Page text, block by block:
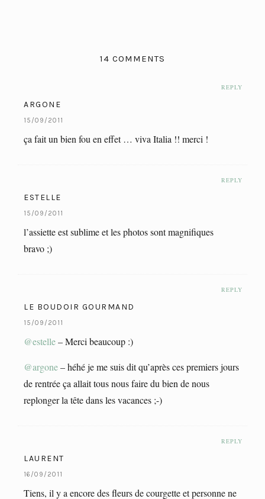
14 COMMENTS
REPLY
ARGONE
15/09/2011
ça fait un bien fou en effet … viva Italia !! merci !
REPLY
ESTELLE
15/09/2011
l’assiette est sublime et les photos sont magnifiques
bravo ;)
REPLY
LE BOUDOIR GOURMAND
15/09/2011
@estelle– Merci beaucoup :)
@argone– héhé je me suis dit qu’après ces premiers jours
de rentrée ça allait tous nous faire du bien de nous
replonger la tête dans les vacances ;-)
REPLY
LAURENT
16/09/2011
Tiens, il y a encore des fleurs de courgette et personne ne